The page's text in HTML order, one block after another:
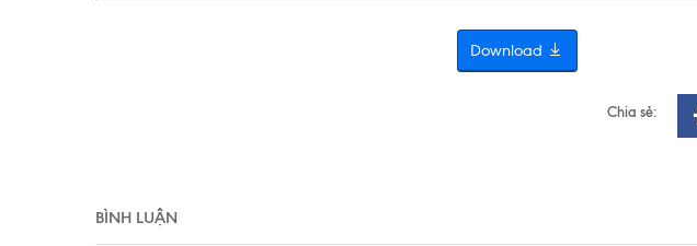
Download
Chia sẻ:
BÌNH LUẬN